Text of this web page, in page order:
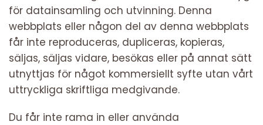
för datainsamling och utvinning. Denna
webbplats eller någon del av denna webbplats
får inte reproduceras, dupliceras, kopieras,
säljas, säljas vidare, besökas eller på annat sätt
utnyttjas för något kommersiellt syfte utan vårt
uttryckliga skriftliga medgivande.
Du får inte rama in eller använda